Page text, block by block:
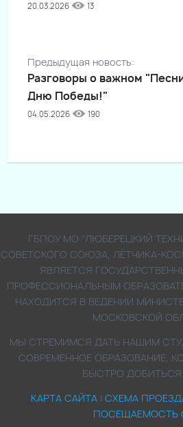
20.03.2026 13
Предыдущая новость:
Разговоры о важном
Дню Победы!"
04.05.2026 190
ГБПОУ МО "ЛЮБЕРЕЦКИЙ
СОВЕТСКОГО СОЮЗА, ЛЁТЧИКА-
ЯВЛЯЕТСЯ
ПРОФЕССИОНАЛЬНЫМ
НАХОДИТСЯ В ВЕДЕНИИ
МОСКОВСКОЙ
МЫ СТРЕМИМСЯ ДАТЬ НАШИМ
СОВРЕМЕННОЕ ОБРАЗОВАНИЕ,
БЫСТРО ДОБИТЬСЯ
КАРТА САЙТА | СХЕМА
ПОСЕЩАЕМОСТЬ